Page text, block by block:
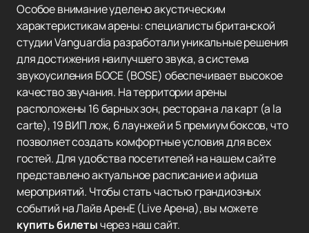
Особое внимание уделено акустическим
характеристикам арены: специалисты британской
студии Vanguardia разработали уникальные решения
для достижения наилучшего звука, а система
звукоусиления БОСЕ (BOSE) обеспечивает высокое
качество звучания. На территории арены
расположены 16 барных зон, ресторан а ла карт (a la
carte), 19 ВИП лож, 6 лаунжей и 5 премиум боксов, что
позволяет создать комфортные условия для всех
гостей. Для удобства посетителей на нашем сайте
представлено актуальное расписание и афиша
мероприятий. Чтобы стать частью грандиозных
событий на Лайв АренЕ (Live Арена), вы можете
купить билетычерез наш сайт.